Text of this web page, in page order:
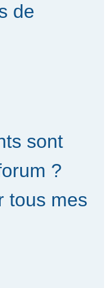
de
sont
?
tous mes